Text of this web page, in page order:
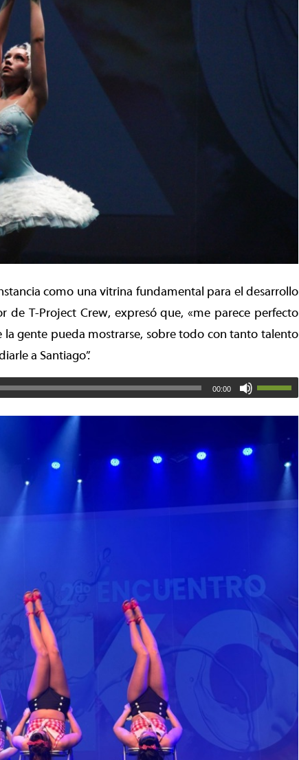
como una vitrina fundamental para el desarrollo
de T-Project Crew, expresó que, «me parece perfecto
la gente pueda mostrarse, sobre todo con tanto talento
a Santiago”.
00:00